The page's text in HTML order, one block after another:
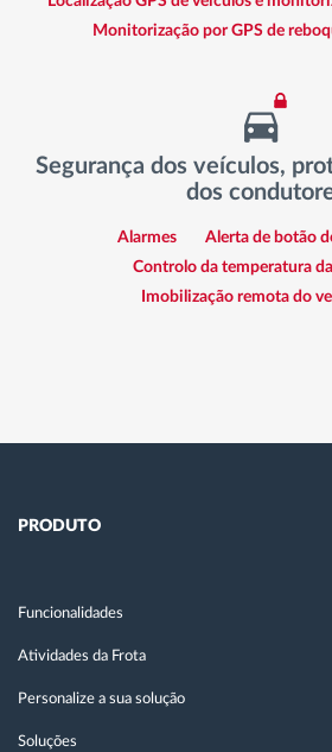
Monitorização por GPS de
Segurança dos veículos,
dos
Alarmes
Alerta de botão
Controlo da temperatura
Imobilização remota do
PRODUTO
Funcionalidades
Atividades da Frota
Personalize a sua solução
Soluções